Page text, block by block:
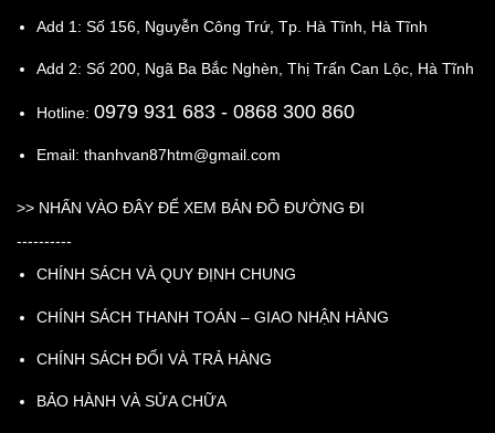
Add 1: Số 156, Nguyễn Công Trứ, Tp. Hà Tĩnh, Hà Tĩnh
Add 2: Số 200, Ngã Ba Bắc Nghèn, Thị Trấn Can Lộc, Hà Tĩnh
Hotline: 0979 931 683 - 0868 300 860
Email: thanhvan87htm@gmail.com
>> NHẤN VÀO ĐÂY ĐỂ XEM BẢN ĐỒ ĐƯỜNG ĐI
----------
CHÍNH SÁCH VÀ QUY ĐỊNH CHUNG
CHÍNH SÁCH THANH TOÁN – GIAO NHẬN HÀNG
CHÍNH SÁCH ĐỔI VÀ TRẢ HÀNG
BẢO HÀNH VÀ SỬA CHỮA